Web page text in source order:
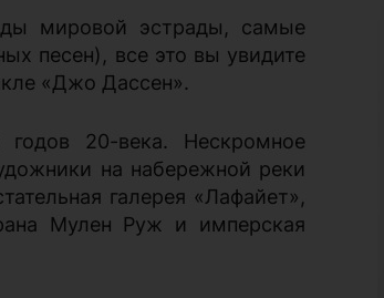
мировой эстрады, самые
песен), все это вы увидите
«Джо Дассен».
20-века. Нескромное
на набережной реки
галерея «Лафайет»,
Мулен Руж и имперская